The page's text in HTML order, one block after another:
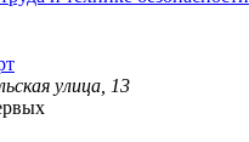
улица, 13